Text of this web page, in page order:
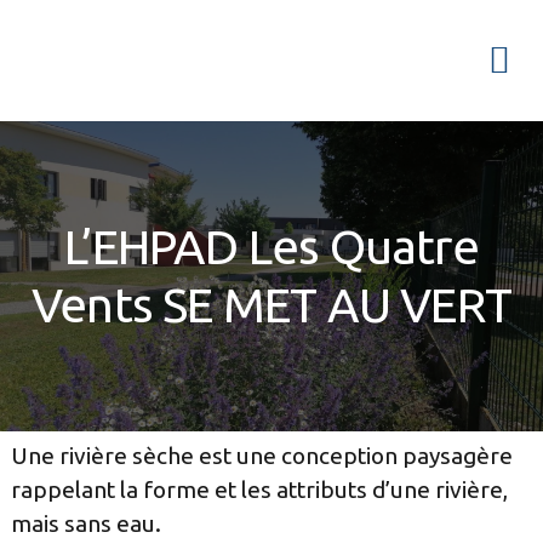
navigation
principale
principal
barre
latérale
principale
L’EHPAD Les Quatre
Vents SE MET AU VERT
Une rivière sèche est une conception paysagère
rappelant la forme et les attributs d’une rivière,
mais sans eau.